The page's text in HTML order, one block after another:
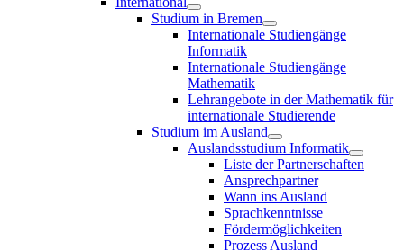
Studium in Bremen
Internationale Studiengänge
Informatik
Internationale Studiengänge
Mathematik
Lehrangebote in der Mathematik für
internationale Studierende
Studium im Ausland
Auslandsstudium Informatik
Liste der Partnerschaften
Ansprechpartner
Wann ins Ausland
Sprachkenntnisse
Fördermöglichkeiten
Prozess Ausland